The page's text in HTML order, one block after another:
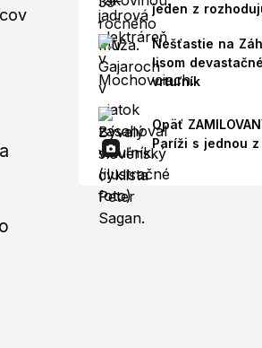
jeden z
Nešťastie na
lisom
vrtuľník
Opäť
Paríži s jednou